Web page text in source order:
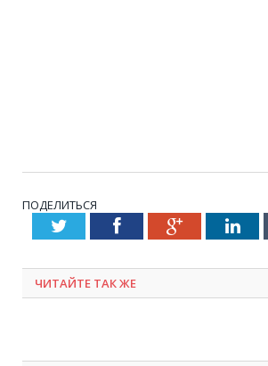
ПОДЕЛИТЬСЯ
TwitterFacebookGoogle+
ЧИТАЙТЕ ТАК ЖЕ